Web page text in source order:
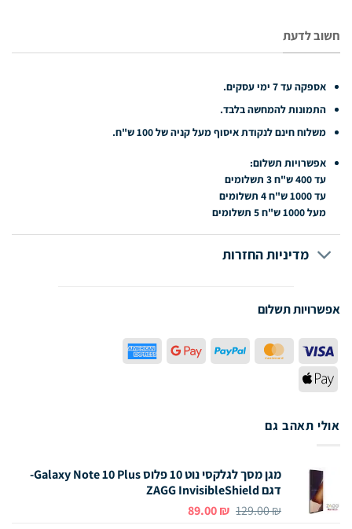
חשוב לדעת
אספקה עד 7 ימי עסקים.
התמונות להמחשה בלבד.
משלוח חינם לנקודת איסוף מעל קניה של 100 ש"ח.
אפשרויות תשלום:
עד 400 ש"ח
3 תשלומים
עד 1000 ש"ח
4 תשלומים
מעל 1000 ש"ח
5 תשלומים
מדיניות החזרות
אפשרויות תשלום
Visa
MasterCard
PayPal
Google
Pay
Express
Apple
Pay
אולי תאהב גם
מגן מסך לגלקסי נוט 10 פלוס
Galaxy Note 10 Plus-
דגם ZAGG InvisibleShield
129.00₪
המחיר
89.00₪
המחיר